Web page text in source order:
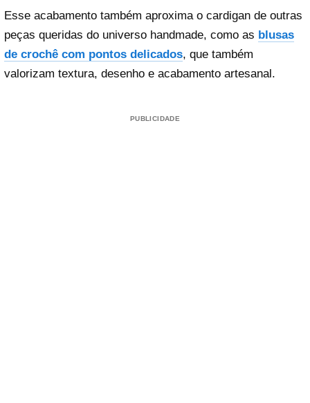
Esse acabamento também aproxima o cardigan de outras
peças queridas do universo handmade, como as blusas
de crochê com pontos delicados, que também
valorizam textura, desenho e acabamento artesanal.
PUBLICIDADE